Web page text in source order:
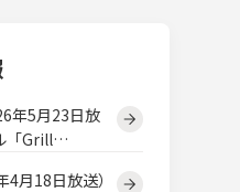
年5月23日放
「Grill
月18日放送）